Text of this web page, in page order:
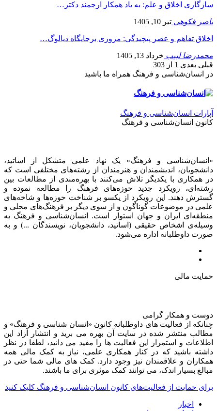
سازگاری اخلاق و علم: به یاد همکار ارجمند دکتر…
ناصر فکوهی تیر 10, 1405
اخلاق تفاهم و عصر پیچیدگی: مروری برجایگاه دیالوگ…
محمدرضا لبیب خرداد 13, 1405
قبلی بعدی 1 از 303
در انسان‌شناسی و فرهنگ همراه ما باشید
آپارات انسان‌شناسی و فرهنگ
کانون انسان‌شناسی و فرهنگ
«انسان‌شناسی و فرهنگ» یک نهاد علمی متشکل از اساتید،
دانشجویان، اندیشمندان و هنرمندان از رشته‌های مختلفی است که
در همکاری با یکدیگر تلاش می‌کنند با بهره‌مندی از مطالعات بین
رشته‌ای، رویکرد جدید حوزه‌های فرهنگ را مطالعه نموده و
گسترش دهند. این رویکرد از یکسو بر شناخت حوزه‌ها و شاخه‌های
علمی در موضوعات گوناگون و از سوی دیگر بر فرهنگ‌های محلی و
منطقه‌ای ایران و جهان استوار است. انسان‌شناسی و فرهنگ به
وسیله‌ی اشخاص حقیقی (اساتید، دانشجویان، نویسندگان ...) و به
صورت داوطلبانه اداره می‌شود.
حمایت مالی
دوست و همکار گرامی
چنانکه از فعالیت های داوطلبانه کانون «انسان شناسی و فرهنگ» و
مطالب منتشر شده در سایت آن بهره می برید و انتشار آزاد این
اطلاعات و استمرار این فعالیت ها را مفید می دانید، لطفا در نظر
داشته باشید که در کنار همکاری علمی، نیاز به کمک مالی همه
همکاران و علاقمندان نیز وجود دارد. کمک های مالی شما حتی در
مبالغ بسیار اندک، می توانند کمک موثری برای ما باشند.
برای حمایت از فعالیت‌های کانون انسان‌شناسی و فرهنگ کلیک کنید
اخبار